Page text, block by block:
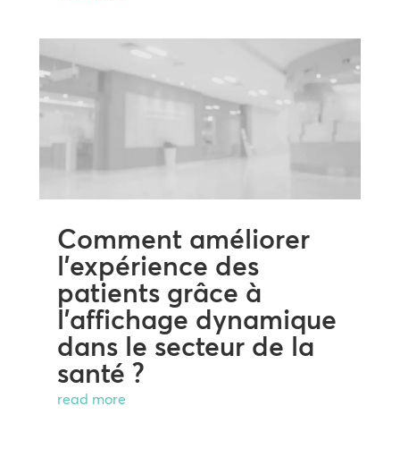
Comment améliorer
l’expérience des
patients grâce à
l’affichage dynamique
dans le secteur de la
santé ?
read more